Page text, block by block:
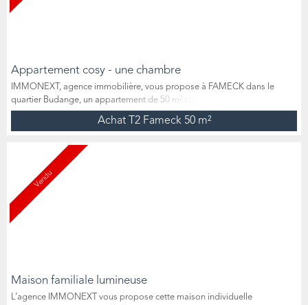
Appartement cosy - une chambre
IMMONEXT, agence immobilière, vous propose à FAMECK dans le
quartier Budange, un appartement de 50 m² situé dans une petite
copropriété de 12 lots d’habitation, au 1er et dernier étage. Il se
compose d’une entrée ouverte sur le salon/séjour, d’une cuisine équipée
salle de bains comprenant douche, meuble vasque et WC ...
Achat T2 Fameck 50 m²
Vendu
Maison familiale lumineuse
L’agence IMMONEXT vous propose cette maison individuelle